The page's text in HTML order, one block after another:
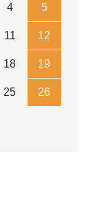
4 5
11 12
18 19
25 26